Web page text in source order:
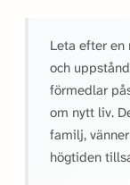
Leta efter
och
förmedlar
om nytt liv.
familj,
högtiden